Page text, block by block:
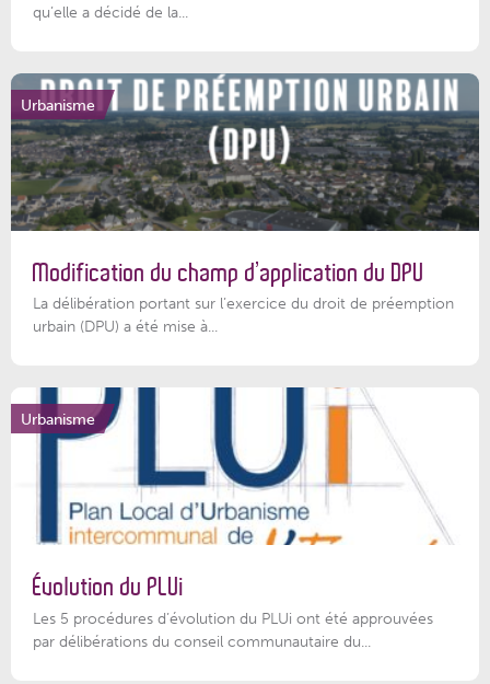
qu’elle a décidé de la...
Urbanisme
Modification du champ d’application du DPU
La délibération portant sur l’exercice du droit de préemption
urbain (DPU) a été mise à...
Urbanisme
Évolution du PLUi
Les 5 procédures d’évolution du PLUi ont été approuvées
par délibérations du conseil communautaire du...